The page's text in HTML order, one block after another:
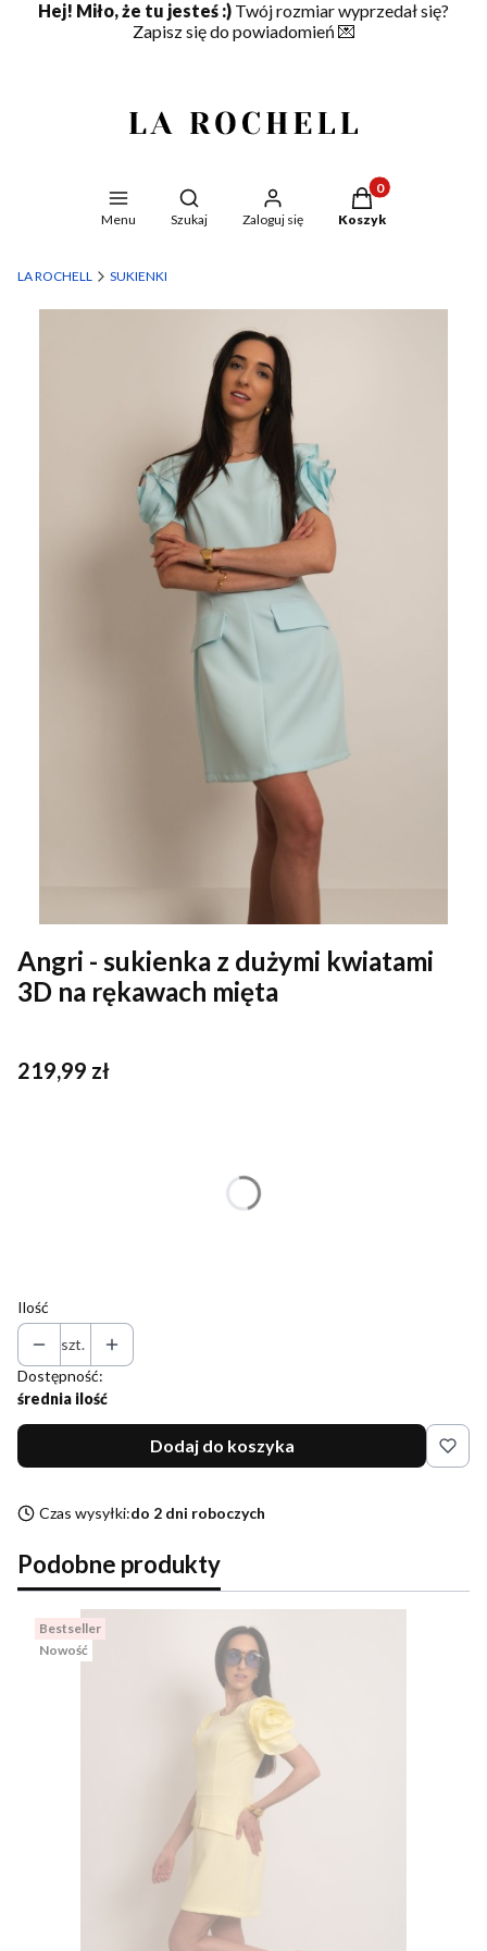
Hej! Miło, że tu jesteś :) Twój rozmiar wyprzedał się?
Zapisz się do powiadomień 💌
Menu
Otwórz wyszukiwarkę
Szukaj Zaloguj się
Produkty w
Koszyk
LA ROCHELL SUKIENKI
Angri - sukienka z dużymi kwiatami
3D na rękawach mięta
Cena
219,99 zł
Ilość
szt.
Dostępność:
średnia ilość
Dodaj do koszyka
Czas wysyłki:do 2 dni roboczych
Podobne produkty
Bestseller
Nowość